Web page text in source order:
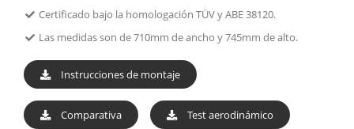
Certificado bajo la homologación TÜV y ABE 38120.
Las medidas son de 710mm de ancho y 745mm de alto.
Instrucciones de montaje
Comparativa Test aerodinámico